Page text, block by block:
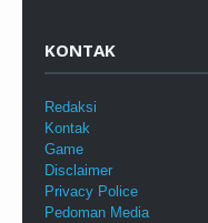
KONTAK
Redaksi
Kontak
Game
Disclaimer
Privacy Police
Pedoman Media